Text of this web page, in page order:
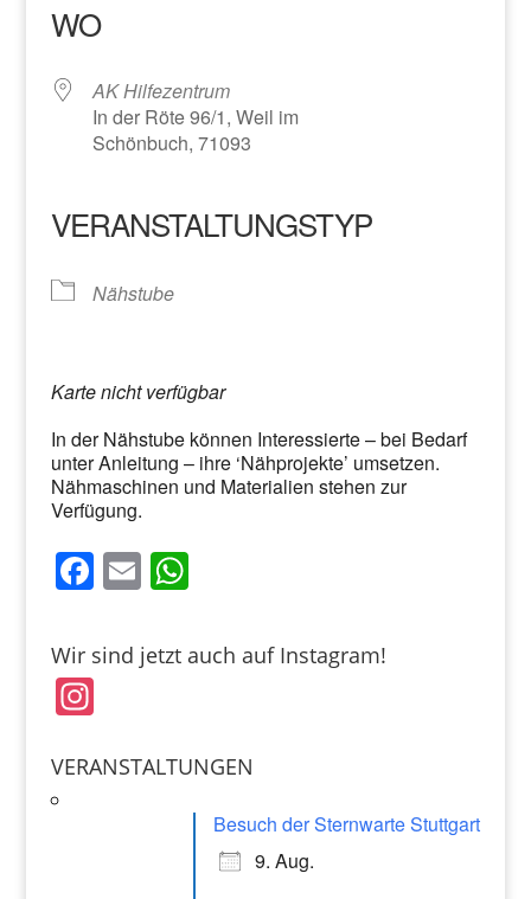
WO
AK Hilfezentrum
In der Röte 96/1, Weil im
Schönbuch, 71093
VERANSTALTUNGSTYP
Nähstube
Karte nicht verfügbar
In der Nähstube können Interessierte – bei Bedarf
unter Anleitung – ihre ‘Nähprojekte’ umsetzen.
Nähmaschinen und Materialien stehen zur
Verfügung.
F
c
e
b
o
E
ai
l
W
at
p
Wir sind jetzt auch auf Instagram!
In
a
VERANSTALTUNGEN
Besuch der Sternwarte Stuttgart
9. Aug.